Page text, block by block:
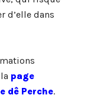
d’elle dans
page
dê Perche.